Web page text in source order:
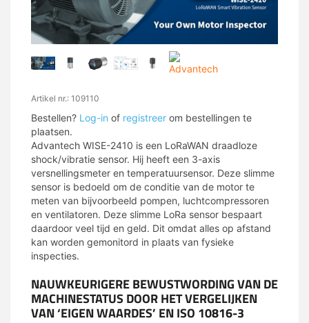
Artikel nr.: 109110
Bestellen? Log-in of registreer om bestellingen te
plaatsen.
Advantech WISE-2410 is een LoRaWAN draadloze
shock/vibratie sensor. Hij heeft een 3-axis
versnellingsmeter en temperatuursensor. Deze slimme
sensor is bedoeld om de conditie van de motor te
meten van bijvoorbeeld pompen, luchtcompressoren
en ventilatoren. Deze slimme LoRa sensor bespaart
daardoor veel tijd en geld. Dit omdat alles op afstand
kan worden gemonitord in plaats van fysieke
inspecties.
NAUWKEURIGERE BEWUSTWORDING VAN DE
MACHINESTATUS DOOR HET VERGELIJKEN
VAN ‘EIGEN WAARDES’ EN ISO 10816-3